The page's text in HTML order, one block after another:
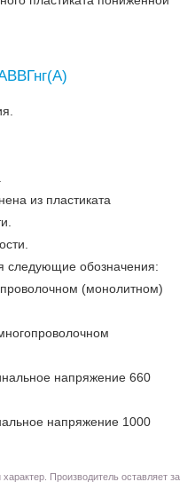
из пластиката
следующие обозначения:
(монолитном)
напряжение 660
напряжение 1000
Производитель оставляет за